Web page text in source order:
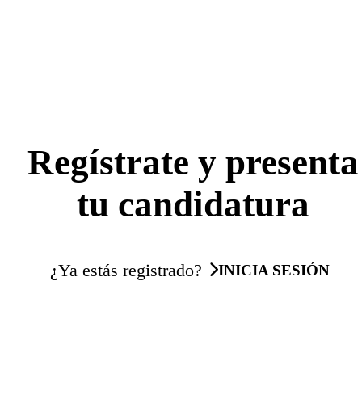
Regístrate y presenta
tu candidatura
¿Ya estás registrado? INICIA SESIÓN